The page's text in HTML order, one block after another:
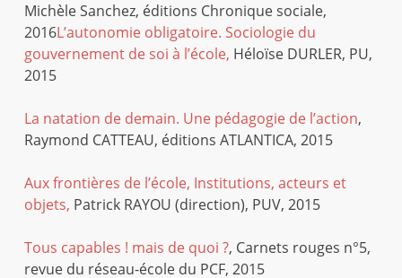
Michèle Sanchez, éditions Chronique sociale,
2016L’autonomie obligatoire. Sociologie du
gouvernement de soi à l’école, Héloïse DURLER, PU,
2015
La natation de demain. Une pédagogie de l’action,
Raymond CATTEAU, éditions ATLANTICA, 2015
Aux frontières de l’école, Institutions, acteurs et
objets, Patrick RAYOU (direction), PUV, 2015
Tous capables ! mais de quoi ?, Carnets rouges n°5,
revue du réseau-école du PCF, 2015